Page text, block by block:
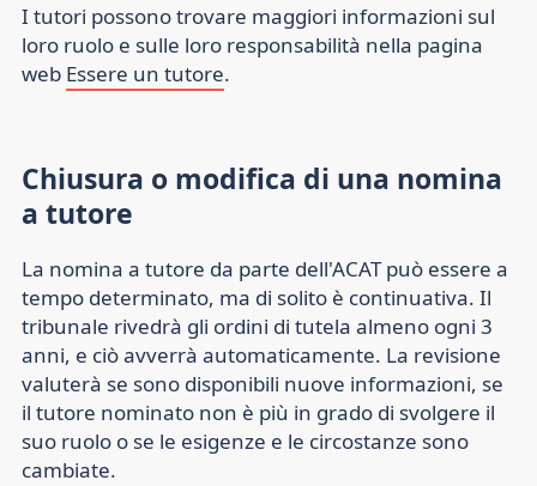
I tutori possono trovare maggiori informazioni sul
loro ruolo e sulle loro responsabilità nella pagina
web Essere un tutore.
Chiusura o modifica di una nomina
a tutore
La nomina a tutore da parte dell'ACAT può essere a
tempo determinato, ma di solito è continuativa. Il
tribunale rivedrà gli ordini di tutela almeno ogni 3
anni, e ciò avverrà automaticamente. La revisione
valuterà se sono disponibili nuove informazioni, se
il tutore nominato non è più in grado di svolgere il
suo ruolo o se le esigenze e le circostanze sono
cambiate.